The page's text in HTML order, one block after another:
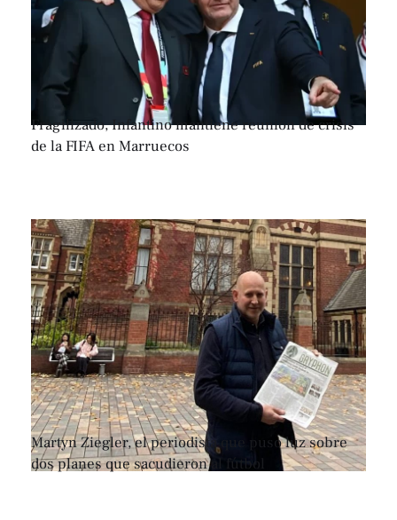
Fragilizado, Infantino mantiene reunión de crisis
de la FIFA en Marruecos
Martyn Ziegler, el periodista que puso luz sobre
dos planes que sacudieron al fútbol